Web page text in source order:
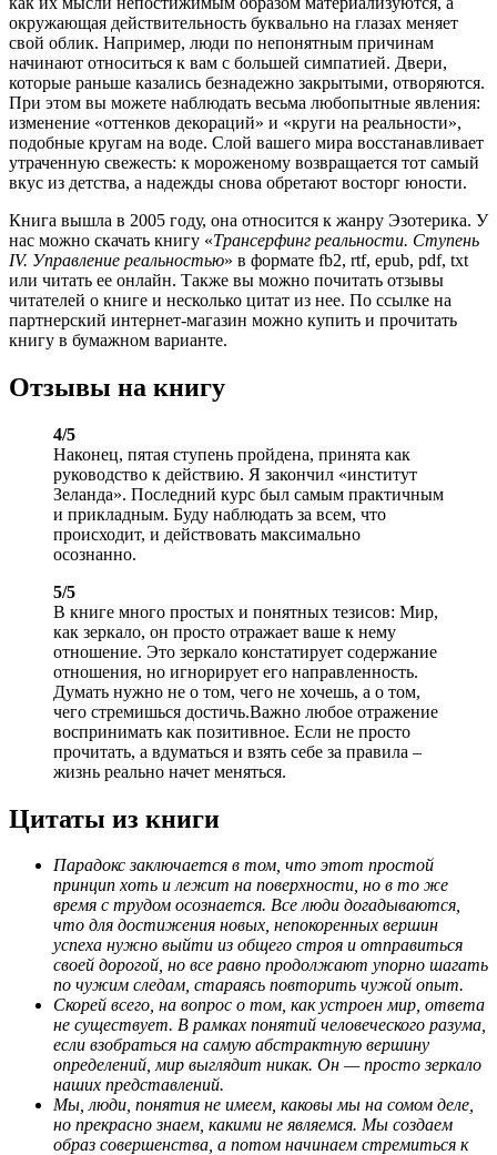
окружающая действительность буквально на глазах меняет
свой облик. Например, люди по непонятным причинам
начинают относиться к вам с большей симпатией. Двери,
которые раньше казались безнадежно закрытыми, отворяются.
При этом вы можете наблюдать весьма любопытные явления:
изменение «оттенков декораций» и «круги на реальности»,
подобные кругам на воде. Слой вашего мира восстанавливает
утраченную свежесть: к мороженому возвращается тот самый
вкус из детства, а надежды снова обретают восторг юности.
Книга вышла в 2005 году, она относится к жанру Эзотерика. У
нас можно скачать книгу «Трансерфинг реальности. Ступень
IV. Управление реальностью» в формате fb2, rtf, epub, pdf, txt
или читать ее онлайн. Также вы можно почитать отзывы
читателей о книге и несколько цитат из нее. По ссылке на
партнерский интернет-магазин можно купить и прочитать
книгу в бумажном варианте.
Отзывы на книгу
4/5
Наконец, пятая ступень пройдена, принята как
руководство к действию. Я закончил «институт
Зеланда». Последний курс был самым практичным
и прикладным. Буду наблюдать за всем, что
происходит, и действовать максимально
осознанно.
5/5
В книге много простых и понятных тезисов: Мир,
как зеркало, он просто отражает ваше к нему
отношение. Это зеркало констатирует содержание
отношения, но игнорирует его направленность.
Думать нужно не о том, чего не хочешь, а о том,
чего стремишься достичь.Важно любое отражение
воспринимать как позитивное. Если не просто
прочитать, а вдуматься и взять себе за правила –
жизнь реально начет меняться.
Цитаты из книги
Парадокс заключается в том, что этот простой
принцип хоть и лежит на поверхности, но в то же
время с трудом осознается. Все люди догадываются,
что для достижения новых, непокоренных вершин
успеха нужно выйти из общего строя и отправиться
своей дорогой, но все равно продолжают упорно шагать
по чужим следам, стараясь повторить чужой опыт.
Скорей всего, на вопрос о том, как устроен мир, ответа
не существует. В рамках понятий человеческого разума,
если взобраться на самую абстрактную вершину
определений, мир выглядит никак. Он — просто зеркало
наших представлений.
Мы, люди, понятия не имеем, каковы мы на сомом деле,
но прекрасно знаем, какими не являемся. Мы создаем
образ совершенства, а потом начинаем стремиться к